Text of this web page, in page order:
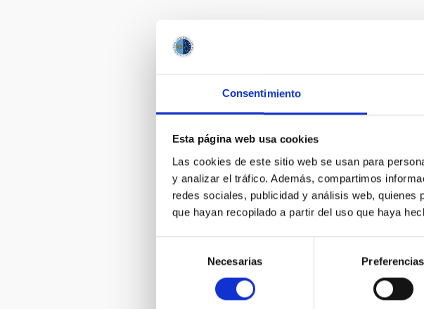
Consentimiento
Esta página web usa cookies
Las cookies de este sitio web se usan para
y analizar el tráfico. Además, compartimos
redes sociales, publicidad y análisis web, quienes
que hayan recopilado a partir del uso que haya
consentimiento
Necesarias Preferencias